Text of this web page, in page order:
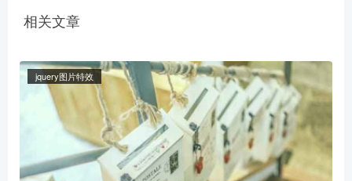
相关文章
jquery图片特效